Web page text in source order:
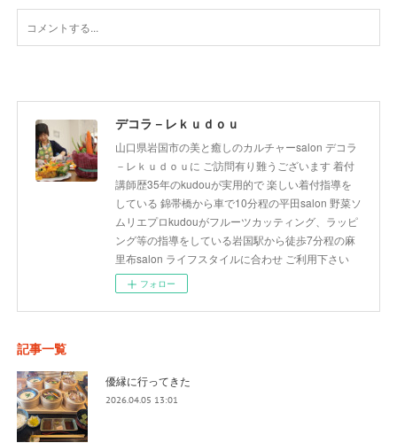
デコラ－レｋｕｄｏｕ
山口県岩国市の美と癒しのカルチャーsalon デコラ
－レｋｕｄｏｕに ご訪問有り難うございます 着付
講師歴35年のkudouが実用的で 楽しい着付指導を
している 錦帯橋から車で10分程の平田salon 野菜ソ
ムリエプロkudouがフルーツカッティング、ラッピ
ング等の指導をしている岩国駅から徒歩7分程の麻
里布salon ライフスタイルに合わせ ご利用下さい
フォロー
記事一覧
優縁に行ってきた
2026.04.05 13:01